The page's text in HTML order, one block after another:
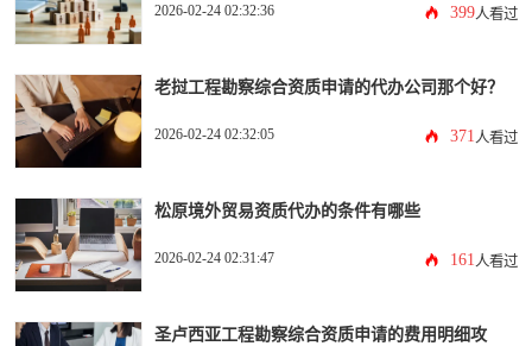
2026-02-24 02:32:36 399人看过
老挝工程勘察综合资质申请的代办公司那个好？
2026-02-24 02:32:05 371 人看过
松原境外贸易资质代办的条件有哪些
2026-02-24 02:31:47 161 人看过
圣卢西亚工程勘察综合资质申请的费用明细攻